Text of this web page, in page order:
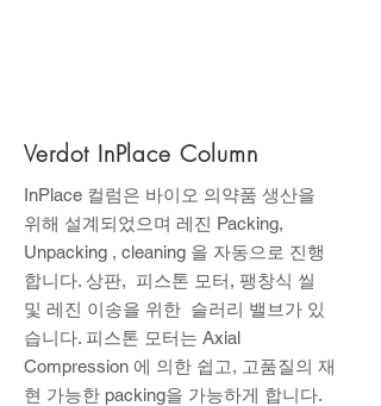
Verdot InPlace Column
InPlace 컬럼은 바이오 의약품 생산을
위해 설계되었으며 레진 Packing,
Unpacking , cleaning 을 자동으로 진행
합니다. 상판, 피스톤 모터, 팽창식 씰
및 레진 이송을 위한 슬러리 밸브가 있
습니다. 피스톤 모터는 Axial
Compression 에 의한 쉽고, 고품질의 재
현 가능한 packing을 가능하게 합니다.